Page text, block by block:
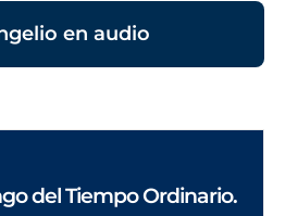
en audio
del Tiempo Ordinario.